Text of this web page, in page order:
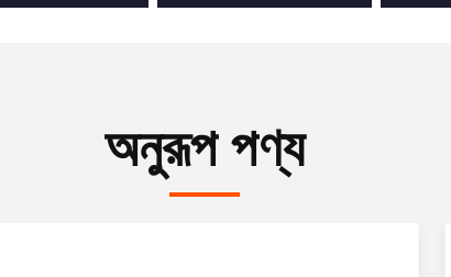
অনুরূপ পণ্য